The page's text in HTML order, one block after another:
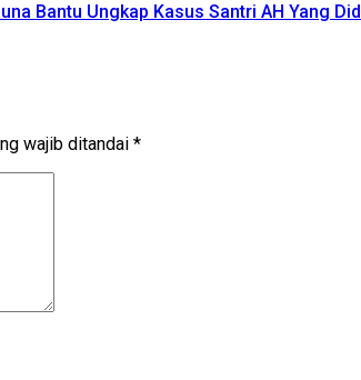
Bantu Ungkap Kasus Santri AH Yang
wajib ditandai *